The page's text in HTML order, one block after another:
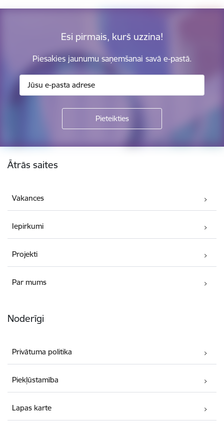
Esi pirmais, kurš uzzina!
Piesakies jaunumu saņemšanai savā e-pastā.
Kājene
Ātrās saites
Vakances
Iepirkumi
Projekti
Par mums
Noderīgi
Privātuma politika
Piekļūstamība
Lapas karte